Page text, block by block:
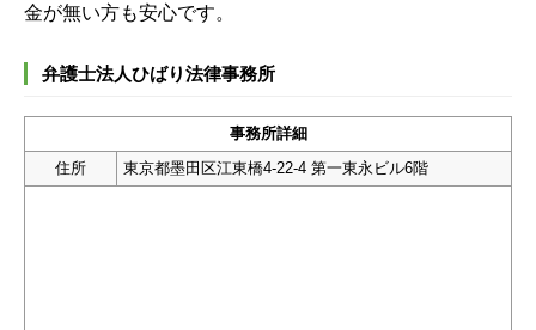
金が無い方も安心です。
弁護士法人ひばり法律事務所
事務所詳細
住所
東京都墨田区江東橋4-22-4 第一東永ビル6階